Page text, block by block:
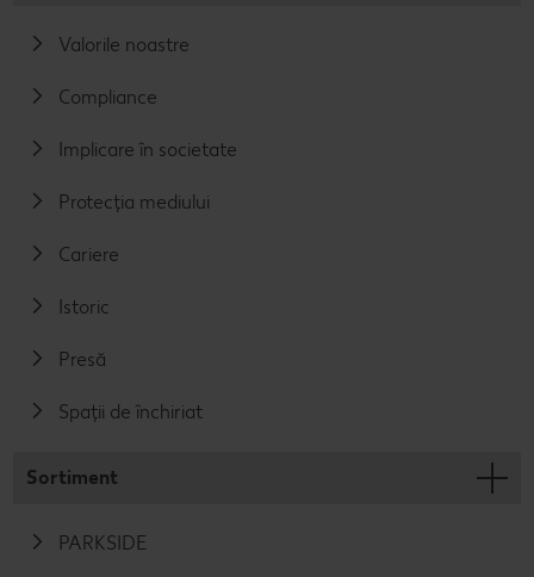
Valorile noastre
Compliance
Implicare în societate
Protecția mediului
Cariere
Istoric
Presă
Spații de închiriat
Sortiment
PARKSIDE